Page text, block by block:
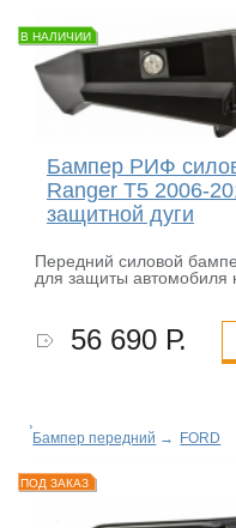
В НАЛИЧИИ
Бампер РИФ
Ranger T5 2006-
защитной дуги
Передний силовой
для защиты автомобиля
56 690 Р.
Бампер передний → FORD
ПОД ЗАКАЗ